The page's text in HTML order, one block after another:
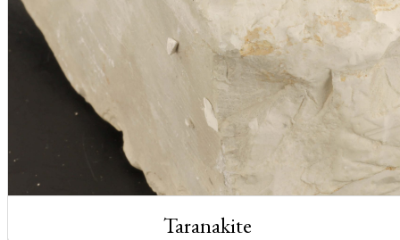
Taranakite